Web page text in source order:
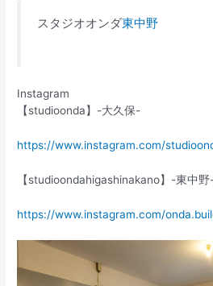
スタジオオンダ東中野
Instagram
【studioonda】-大久保-
https://www.instagram.com/
【studioondahigashinakano】-東中野
https://www.instagram.com/